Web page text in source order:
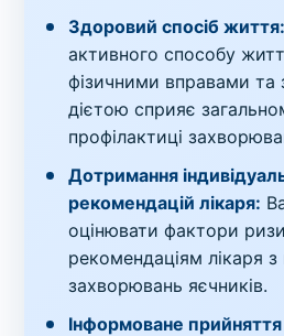
Здоровий спосіб життя:
активного способу
фізичними вправами та
дієтою сприяє
профілактиці
Дотримання
рекомендацій лікаря:
оцінювати фактори
рекомендаціям лікаря
захворювань яєчників.
Інформоване